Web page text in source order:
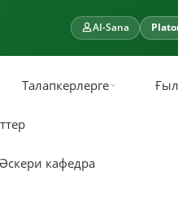
AI-Sana
Талапкерлерге
Әскери кафедра